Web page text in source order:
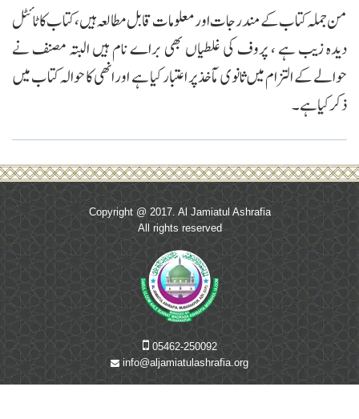
من جملہ کتاب کے مندرجات اور معلومات قابل مطالعہ ہیں، کتاب کا ٹائٹل
دیدہ زیب ہے ، پروف کی غلطیاں بھی براے نام ہیں البتہ مصنف نے
حوالے کے التزام میں ثانوی مآخذ پر اعتبار کیا ہے اور انھی کا حوالہ کتاب میں
ذکر کیا ہے۔
Copyright @ 2017. Al Jamiatul Ashrafia
All rights reserved
05462-250092
info@aljamiatulashrafia.org